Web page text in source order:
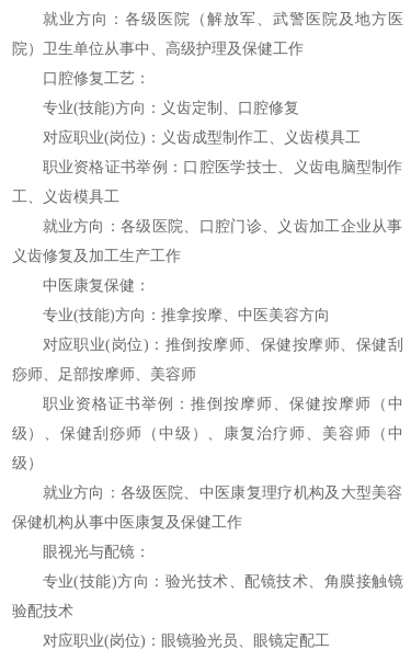
就业方向：各级医院（解放军、武警医院及地方医
院）卫生单位从事中、高级护理及保健工作
口腔修复工艺：
专业(技能)方向：义齿定制、口腔修复
对应职业(岗位)：义齿成型制作工、义齿模具工
职业资格证书举例：口腔医学技士、义齿电脑型制作
工、义齿模具工
就业方向：各级医院、口腔门诊、义齿加工企业从事
义齿修复及加工生产工作
中医康复保健：
专业(技能)方向：推拿按摩、中医美容方向
对应职业(岗位)：推倒按摩师、保健按摩师、保健刮
痧师、足部按摩师、美容师
职业资格证书举例：推倒按摩师、保健按摩师（中
级）、保健刮痧师（中级）、康复治疗师、美容师（中
级）
就业方向：各级医院、中医康复理疗机构及大型美容
保健机构从事中医康复及保健工作
眼视光与配镜：
专业(技能)方向：验光技术、配镜技术、角膜接触镜
验配技术
对应职业(岗位)：眼镜验光员、眼镜定配工